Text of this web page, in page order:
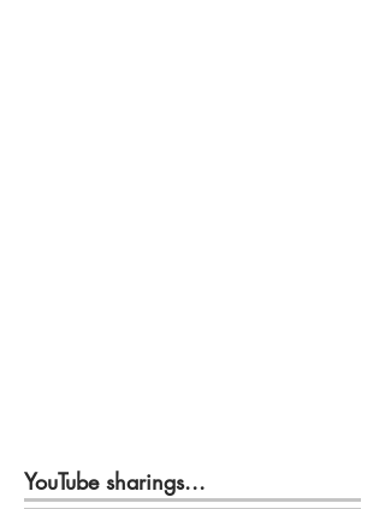
YouTube sharings...